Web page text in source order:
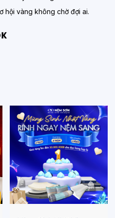
hội vàng không chờ đợi ai.